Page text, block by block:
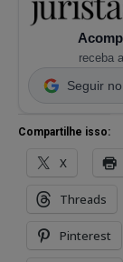
receba
Seguir
Compartilhe isso:
X
Threads
Pinterest